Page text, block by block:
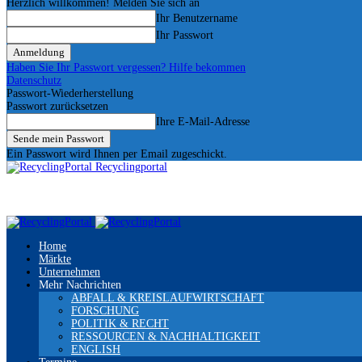
Herzlich willkommen! Melden Sie sich an
Ihr Benutzername
Ihr Passwort
Haben Sie Ihr Passwort vergessen? Hilfe bekommen
Datenschutz
Passwort-Wiederherstellung
Passwort zurücksetzen
Ihre E-Mail-Adresse
Ein Passwort wird Ihnen per Email zugeschickt.
Recyclingportal
Home
Märkte
Unternehmen
Mehr Nachrichten
ABFALL & KREISLAUFWIRTSCHAFT
FORSCHUNG
POLITIK & RECHT
RESSOURCEN & NACHHALTIGKEIT
ENGLISH